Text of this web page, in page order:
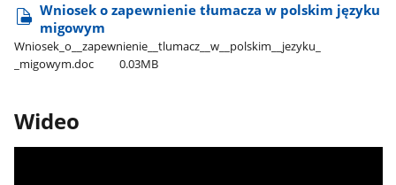
Wniosek o zapewnienie tłumacza w polskim języku
migowym
Wniosek​_o​_​_zapewnienie​_​_tlumacz​_​_w​_​_polskim​_​_jezyku​_​
_migowym.doc
0.03MB
Wideo